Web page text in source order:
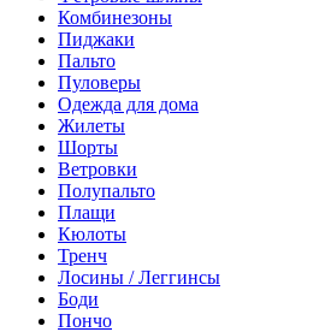
Комбинезоны
Пиджаки
Пальто
Пуловеры
Одежда для дома
Жилеты
Шорты
Ветровки
Полупальто
Плащи
Кюлоты
Тренч
Лосины / Леггинсы
Боди
Пончо